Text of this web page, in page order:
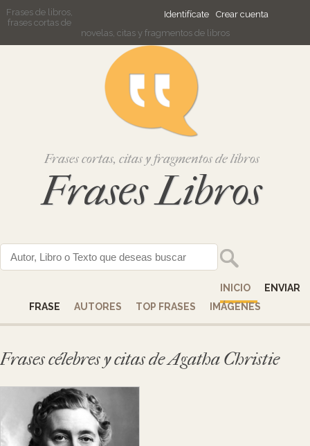
Identifícate Crear cuenta
Frases de libros,
frases cortas de
novelas, citas y fragmentos de libros
Frases cortas, citas y fragmentos de libros
Frases Libros
INICIO
ENVIAR
FRASE
AUTORES TOP FRASES IMÁGENES
Frases célebres y citas de Agatha Christie